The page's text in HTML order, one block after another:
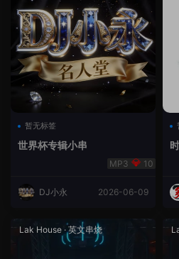
暂无标签
世界杯专辑小串
10
DJ小永 2026-06-09
Lak House ·英文串烧